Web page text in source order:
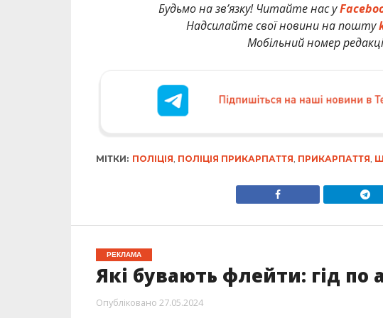
Будьмо на зв’язку! Читайте нас у
Надсилайте свої новини на пошту
Мобільний номер
МІТКИ: ПОЛІЦІЯ ПОЛІЦІЯ ПРИКАРПАТТЯ ПРИКАРПАТТЯ
РЕКЛАМА
Які бувають флейти: гід по
Опубліковано 27.05.2024